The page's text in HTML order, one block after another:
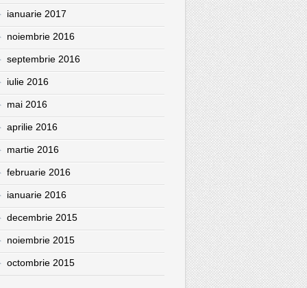
ianuarie 2017
noiembrie 2016
septembrie 2016
iulie 2016
mai 2016
aprilie 2016
martie 2016
februarie 2016
ianuarie 2016
decembrie 2015
noiembrie 2015
octombrie 2015